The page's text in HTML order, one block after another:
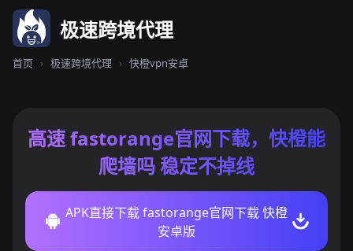
极速跨境代理
首页 › 极速跨境代理 › 快橙vpn安卓
高速 fastorange官网下载，快橙能
爬墙吗 稳定不掉线
APK直接下载 fastorange官网下载 快橙
安卓版